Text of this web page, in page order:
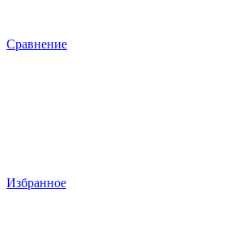
Сравнение
Избранное